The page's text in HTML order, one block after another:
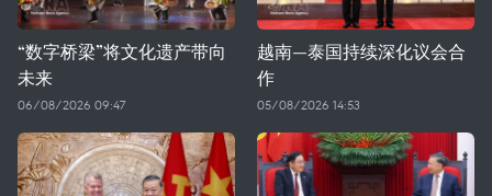
“数字桥梁”将文化遗产带向
未来
06/08/2026 09:47
越南—泰国持续深化议会合
作
05/08/2026 14:53